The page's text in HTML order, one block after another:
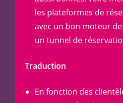
les plateformes de
avec un bon moteur
un tunnel de
Traduction
En fonction des